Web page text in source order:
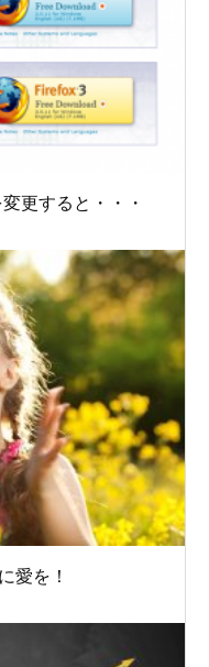
更すると・・・
愛を！